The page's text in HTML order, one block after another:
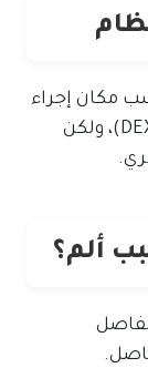
مكان إجراء
الفحص وطريقة الفحص (مثل فحص DEXA)، ولكن
ألم؟